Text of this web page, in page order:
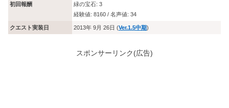
初回報酬
緑の宝石: 3
経験値: 8160 / 名声値: 34
クエスト実装日 2013年 9月 26日 (Ver.1.5中期)
スポンサーリンク(広告)